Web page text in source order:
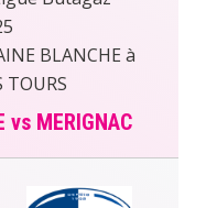
BLANCHE à
TOURS
vs MERIGNAC